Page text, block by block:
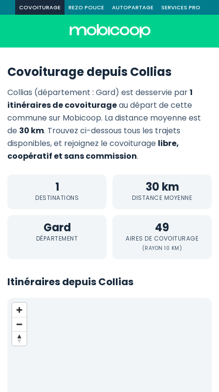
COVOITURAGE REZO POUCE AUTOPARTAGE SERVICES PRO
Covoiturage depuis Collias
Collias (département : Gard) est desservie par1
itinéraires de covoiturageau départ de cette
commune sur Mobicoop. La distance moyenne est
de 30 km. Trouvez ci-dessous tous les trajets
disponibles, et rejoignez le covoiturage libre,
coopératif et sans commission.
1
DESTINATIONS
30 km
DISTANCE MOYENNE
Gard
DÉPARTEMENT
49
AIRES DE COVOITURAGE
(RAYON 10 KM)
Itinéraires depuis Collias